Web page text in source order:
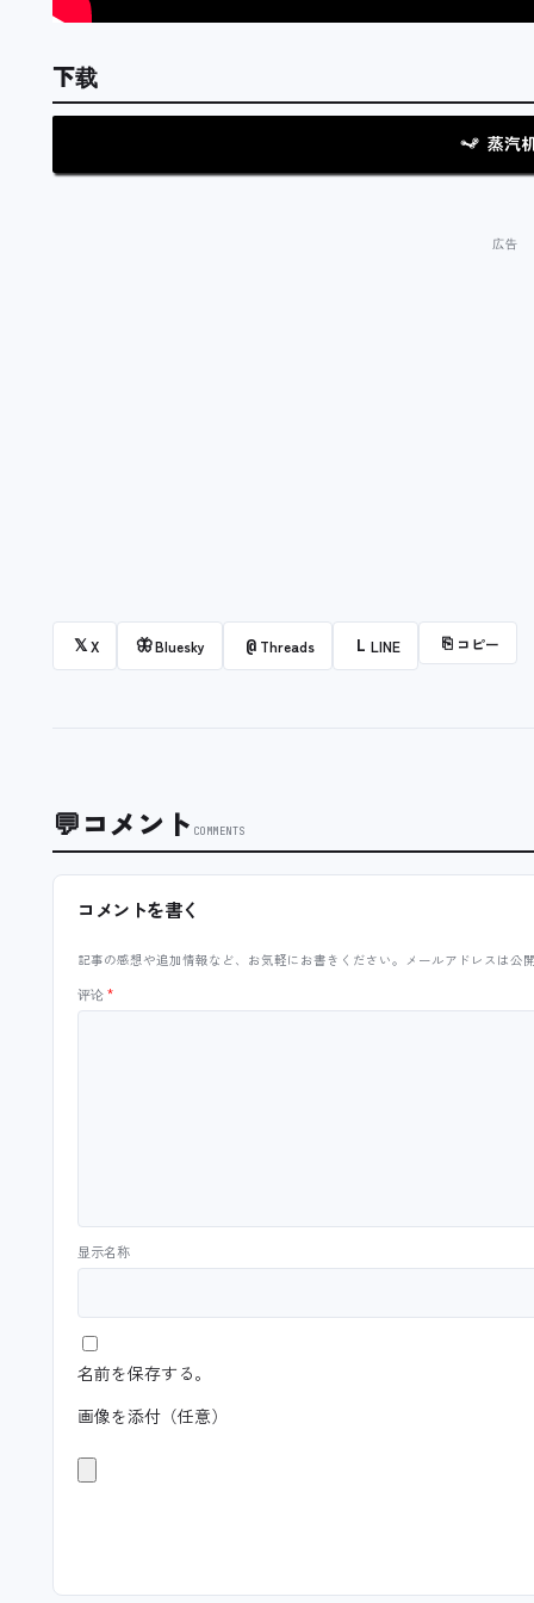
下载
蒸汽
𝕏X 🦋Bluesky @ Threads L LINE ⎘ コピー
💬コメント COMMENTS
コメントを書く
記事の感想や追加情報など、お気軽にお書きください。メールアドレスは公
评论*
显示名称
名前を保存する。
画像を添付（任意）